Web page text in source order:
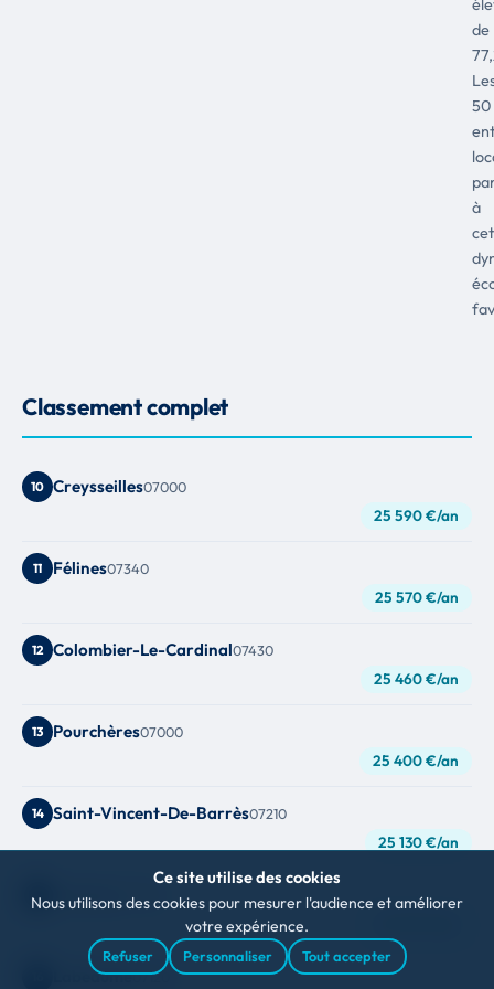
de
50
à
Classement complet
10 Creysseilles07000
25 590 €/an
11 Félines07340
25 570 €/an
12 Colombier-Le-Cardinal07430
25 460 €/an
13 Pourchères07000
25 400 €/an
14 Saint-Vincent-De-Barrès07210
25 130 €/an
15 Vinzieux 07340
Labeaume07120
Ce site utilise des cookies
Nous utilisons des cookies pour mesurer l'audience et améliorer
votre expérience.
Refuser Personnaliser Tout accepter